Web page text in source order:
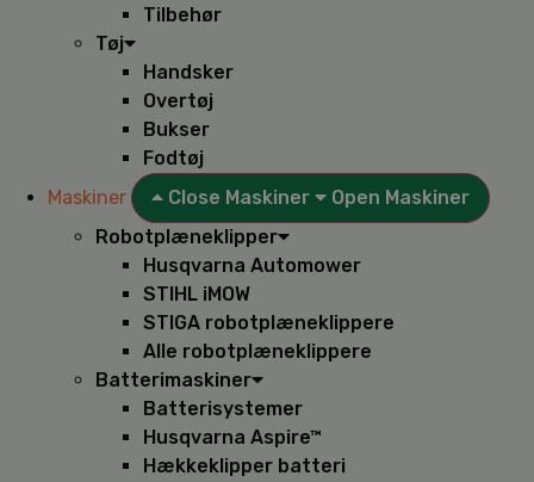
Tilbehør
Tøj
Handsker
Overtøj
Bukser
Fodtøj
Maskiner
Close Maskiner
Open Maskiner
Robotplæneklipper
Husqvarna Automower
STIHL iMOW
STIGA robotplæneklippere
Alle robotplæneklippere
Batterimaskiner
Batterisystemer
Husqvarna Aspire™
Hækkeklipper batteri